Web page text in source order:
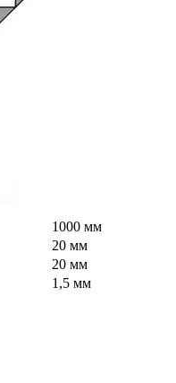
1000 мм
20 мм
20 мм
1,5 мм